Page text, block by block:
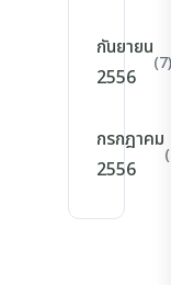
กันยายน
2556
(7)
กรกฎาคม
2556